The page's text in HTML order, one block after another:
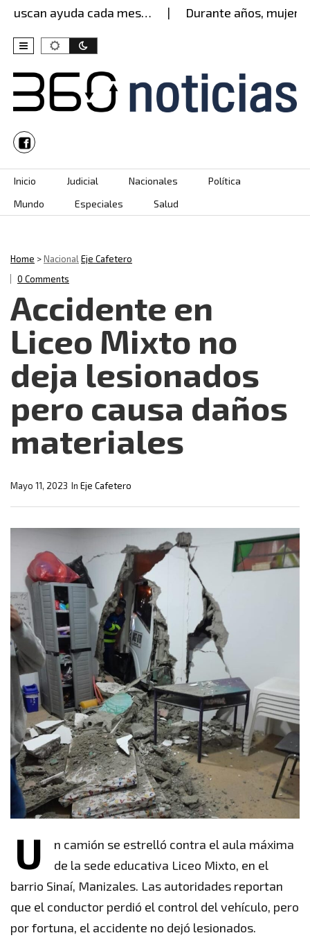
ayuda cada mes… Durante años, mujer
Skip to content
Inicio Judicial Nacionales
Política
Mundo
Especiales Salud
Home >NacionalEje Cafetero
0 Comments
Accidente en
Liceo Mixto no
deja lesionados
pero causa daños
materiales
In Eje Cafetero
Mayo 11, 2023
U
n camión se estrelló contra el aula máxima
de la sede educativa Liceo Mixto, en el
barrio Sinaí, Manizales. Las autoridades reportan
que el conductor perdió el control del vehículo, pero
por fortuna, el accidente no dejó lesionados.